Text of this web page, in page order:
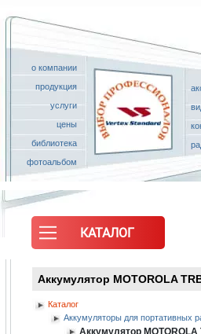
о компании
продукция
услуги
цены
библиотека
фотоальбом
КАТАЛОГ
Аккумулятор MOTOROLA
Каталог
Аккумуляторы для портативных
Аккумулятор